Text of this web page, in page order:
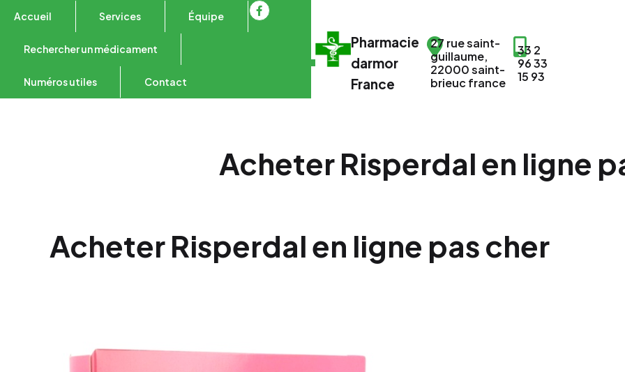
Pharmacie
darmor
France
27 rue saint-
guillaume,
22000 saint-
brieuc france
33 2
96 33
15 93
Accueil Services Équipe
Rechercher un médicament
Numéros utiles Contact
Acheter Risperdal en ligne
Acheter Risperdal en ligne pas cher